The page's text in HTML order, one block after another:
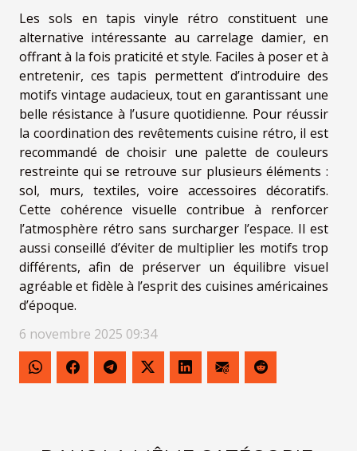
Les sols en tapis vinyle rétro constituent une
alternative intéressante au carrelage damier, en
offrant à la fois praticité et style. Faciles à poser et à
entretenir, ces tapis permettent d’introduire des
motifs vintage audacieux, tout en garantissant une
belle résistance à l’usure quotidienne. Pour réussir
la coordination des revêtements cuisine rétro, il est
recommandé de choisir une palette de couleurs
restreinte qui se retrouve sur plusieurs éléments :
sol, murs, textiles, voire accessoires décoratifs.
Cette cohérence visuelle contribue à renforcer
l’atmosphère rétro sans surcharger l’espace. Il est
aussi conseillé d’éviter de multiplier les motifs trop
différents, afin de préserver un équilibre visuel
agréable et fidèle à l’esprit des cuisines américaines
d’époque.
6 novembre 2025 09:34